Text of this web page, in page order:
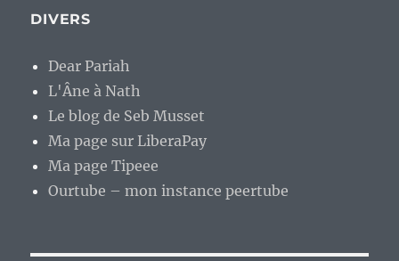
DIVERS
Dear Pariah
L'Âne à Nath
Le blog de Seb Musset
Ma page sur LiberaPay
Ma page Tipeee
Ourtube – mon instance peertube